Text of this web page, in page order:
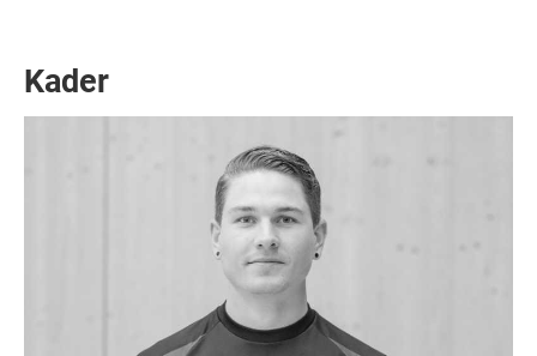
Kader